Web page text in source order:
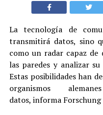
La tecnología de
transmitirá datos, sino
como un radar capaz de
las paredes y analizar
Estas posibilidades han
organismos
datos, informa Forschung